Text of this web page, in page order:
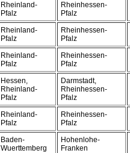
Rheinland-
Pfalz
Rheinhessen-
Pfalz
Rheinland-
Pfalz
Rheinhessen-
Pfalz
Rheinland-
Pfalz
Rheinhessen-
Pfalz
Hessen,
Rheinland-
Pfalz
Darmstadt,
Rheinhessen-
Pfalz
Rheinland-
Pfalz
Rheinhessen-
Pfalz
Baden-
Wuerttemberg
Hohenlohe-
Franken